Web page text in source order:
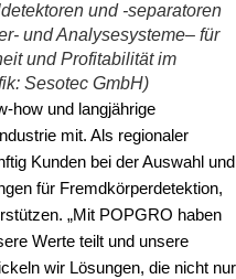
und -separatoren
und Analysesysteme– für
und Profitabilität im
Sesotec GmbH)
how und langjährige
mit. Als regionaler
Kunden bei der Auswahl und
für Fremdkörperdetektion,
„Mit POPGRO haben
Werte teilt und unsere
wir Lösungen, die nicht nur